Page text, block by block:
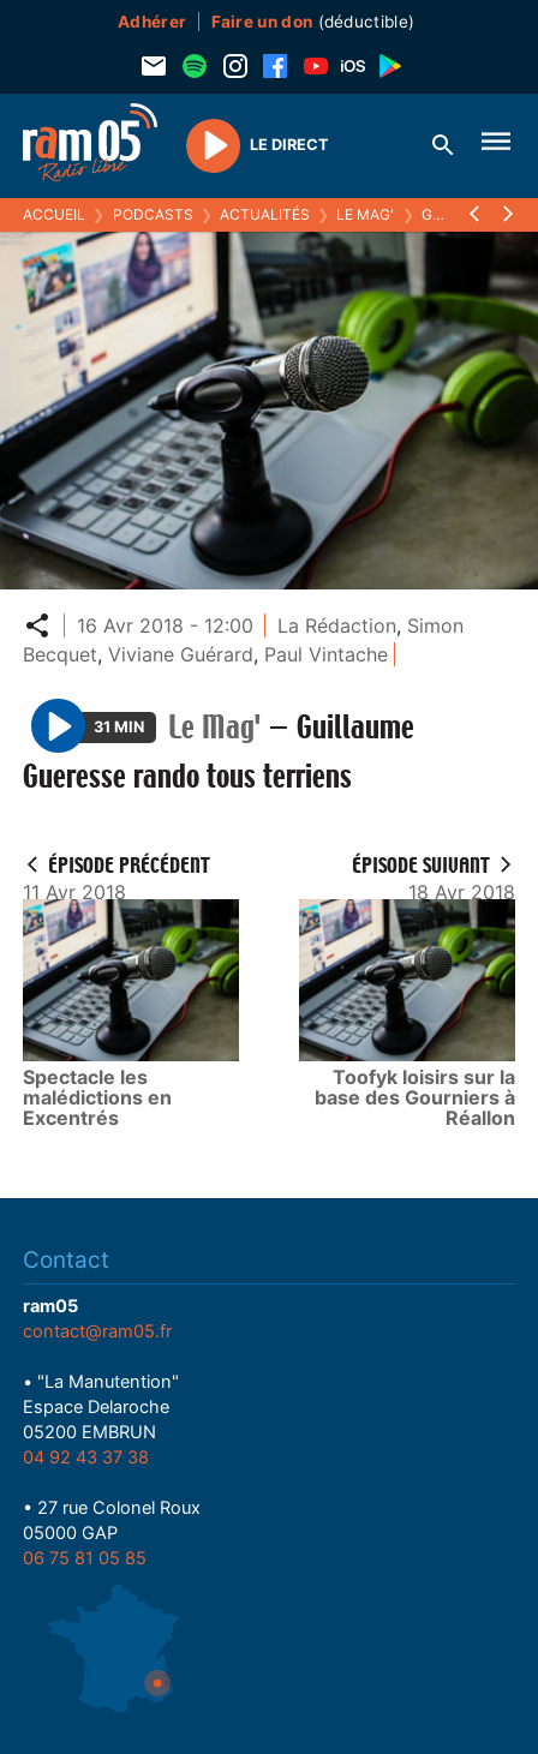
Adhérer Faire un don (déductible)
Play
LE DIRECT
ACCUEIL ❯ PODCASTS ❯ ACTUALITÉS ❯ LE MAG' ❯ GUILLAUME GUERESSE RANDO TOUS TERRIENS
Partager
16 Avr 2018 - 12:00 La Rédaction, Simon
Becquet,Viviane Guérard, Paul Vintache
P
l
31 MIN Le Mag' — Guillaume
Gueresse rando tous terriens
ÉPISODE PRÉCÉDENT
11 Avr 2018
Spectacle les
malédictions en
Excentrés
ÉPISODE SUIVANT
18 Avr 2018
Toofyk loisirs sur la
base des Gourniers à
Réallon
Contact
ram05
contact@ram05.fr
• "La Manutention"
Espace Delaroche
05200 EMBRUN
04 92 43 37 38
• 27 rue Colonel Roux
05000 GAP
06 75 81 05 85